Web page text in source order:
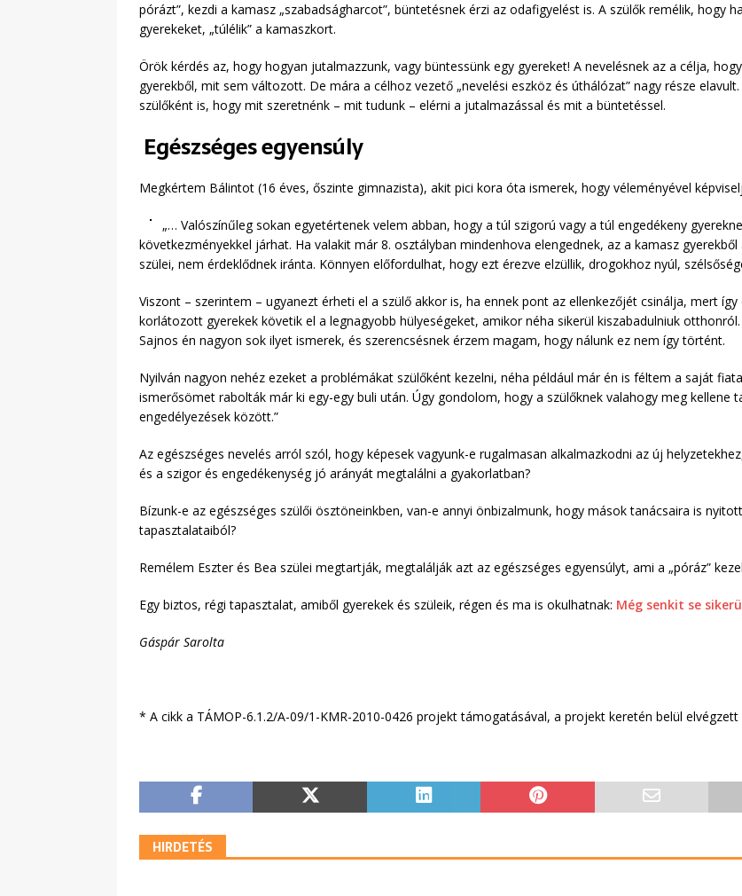
pórázt”, kezdi a kamasz „szabadságharcot”, büntetésnek érzi az odafigyelést is. A szülők remélik, hogy
gyerekeket, „túlélik” a kamaszkort.
Örök kérdés az, hogy hogyan jutalmazzunk, vagy büntessünk egy gyereket! A nevelésnek az a célja,
gyerekből, mit sem változott. De mára a célhoz vezető „nevelési eszköz és úthálózat” nagy része
szülőként is, hogy mit szeretnénk – mit tudunk – elérni a jutalmazással és mit a büntetéssel.
Egészséges egyensúly
Megkértem Bálintot (16 éves, őszinte gimnazista), akit pici kora óta ismerek, hogy véleményével
„… Valószínűleg sokan egyetértenek velem abban, hogy a túl szigorú vagy a túl engedékeny
következményekkel járhat. Ha valakit már 8. osztályban mindenhova elengednek, az a kamasz
szülei, nem érdeklődnek iránta. Könnyen előfordulhat, hogy ezt érezve elzüllik, drogokhoz nyúl,
Viszont – szerintem – ugyanezt érheti el a szülő akkor is, ha ennek pont az ellenkezőjét csinálja, mert
korlátozott gyerekek követik el a legnagyobb hülyeségeket, amikor néha sikerül kiszabadulniuk
Sajnos én nagyon sok ilyet ismerek, és szerencsésnek érzem magam, hogy nálunk ez nem így történt.
Nyilván nagyon nehéz ezeket a problémákat szülőként kezelni, néha például már én is féltem a saját
ismerősömet rabolták már ki egy-egy buli után. Úgy gondolom, hogy a szülőknek valahogy meg kellene
engedélyezések között.”
Az egészséges nevelés arról szól, hogy képesek vagyunk-e rugalmasan alkalmazkodni az új
és a szigor és engedékenység jó arányát megtalálni a gyakorlatban?
Bízunk-e az egészséges szülői ösztöneinkben, van-e annyi önbizalmunk, hogy mások tanácsaira is
tapasztalataiból?
Remélem Eszter és Bea szülei megtartják, megtalálják azt az egészséges egyensúlyt, ami a „póráz”
Egy biztos, régi tapasztalat, amiből gyerekek és szüleik, régen és ma is okulhatnak: Még senkit se
Gáspár Sarolta
* A cikk a TÁMOP-6.1.2/A-09/1-KMR-2010-0426 projekt támogatásával, a projekt keretén belül
HIRDETÉS